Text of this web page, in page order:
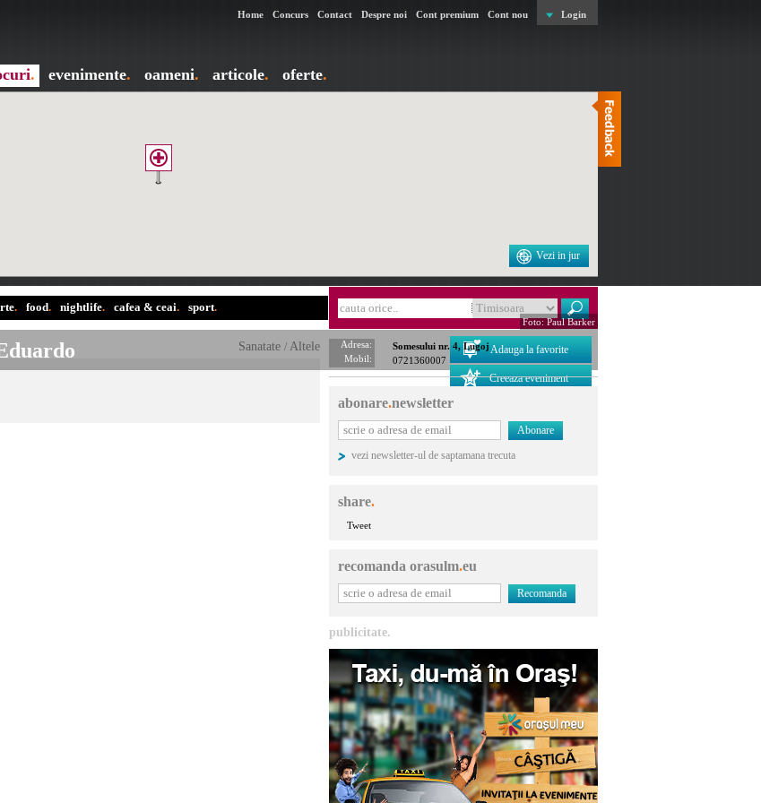
Login
Home Concurs Contact Despre noi Cont premium Cont nou
. evenimente. oameni. articole. oferte.
Vezi in jur
. food. nightlife. cafea & ceai. sport.
Adauga la favorite
Creeaza eveniment
Foto: Paul Barker
Sanatate / Altele Adresa:
Somesului nr. 4, Lugoj
Mobil:
0721360007
abonare.newsletter
vezi newsletter-ul de saptamana trecuta
share.
Tweet
recomanda orasulm.eu
publicitate.